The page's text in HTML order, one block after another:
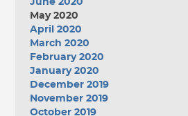
May 2020
April 2020
March 2020
February 2020
January 2020
December 2019
November 2019
October 2019